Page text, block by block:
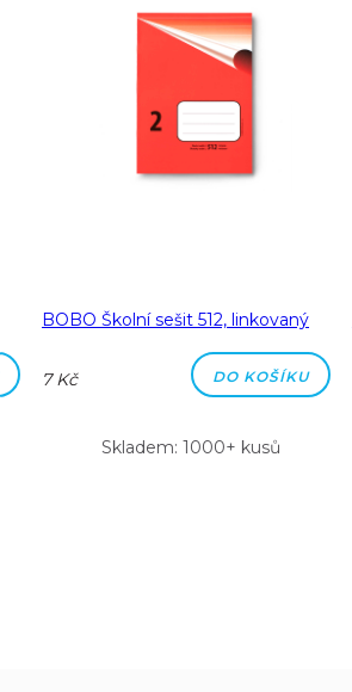
BOBO Školní sešit 512, linkovaný
7 Kč DO KOŠÍKU
Skladem: 1000+ kusů